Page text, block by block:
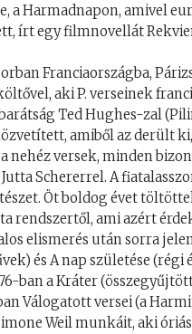
a Harmadnapon, amivel
írt egy filmnovellát
Franciaországba,
aki P. verseinek
Ted Hughes-zal
amiből az derült
nehéz versek, minden
Schererrel. A
Öt boldog évet
rendszertől, ami azért
elismerés után sorra
és A nap születése (régi
ban a Kráter
Válogatott versei (a
Weil munkáit, aki